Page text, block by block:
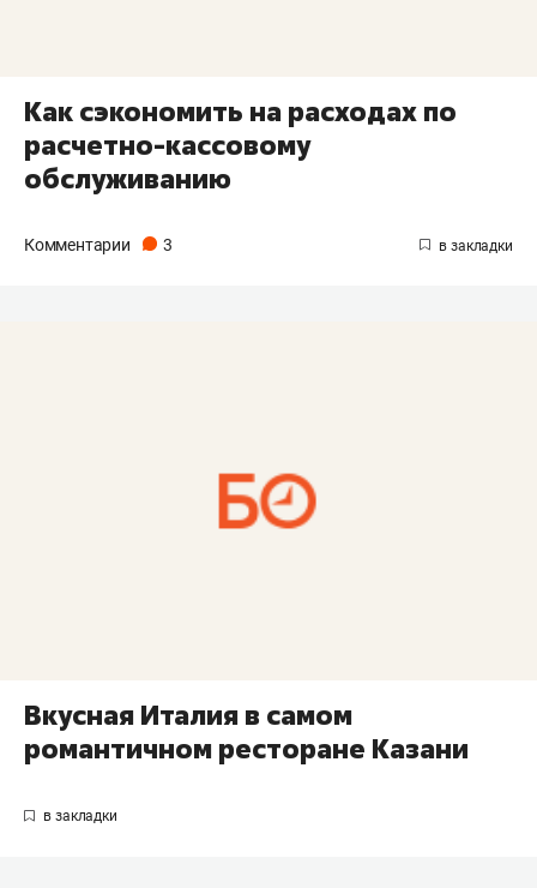
Как сэкономить на расходах по
расчетно-кассовому
обслуживанию
Комментарии 3
Вкусная Италия в самом
романтичном ресторане Казани